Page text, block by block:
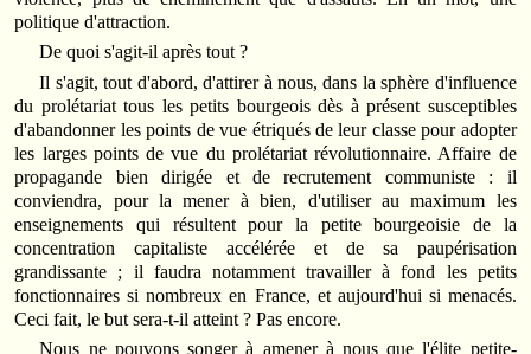
politique d'attraction.
De quoi s'agit-il après tout ?
Il s'agit, tout d'abord, d'attirer à nous, dans la sphère d'influence
du prolétariat tous les petits bourgeois dès à présent susceptibles
d'abandonner les points de vue étriqués de leur classe pour adopter
les larges points de vue du prolétariat révolutionnaire. Affaire de
propagande bien dirigée et de recrutement communiste : il
conviendra, pour la mener à bien, d'utiliser au maximum les
enseignements qui résultent pour la petite bourgeoisie de la
concentration capitaliste accélérée et de sa paupérisation
grandissante ; il faudra notamment travailler à fond les petits
fonctionnaires si nombreux en France, et aujourd'hui si menacés.
Ceci fait, le but sera-t-il atteint ? Pas encore.
Nous ne pouvons songer à amener à nous que l'élite petite-